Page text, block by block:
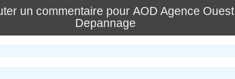
un commentaire pour AOD Agence Ouest
Depannage